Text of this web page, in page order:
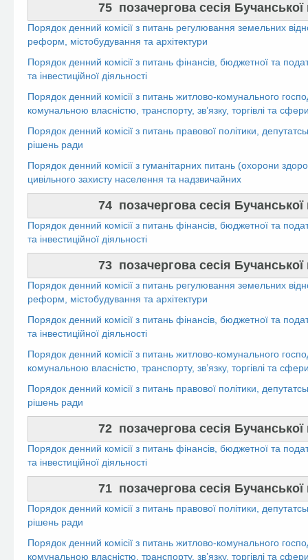
75 позачергова сесія Бучанської
Порядок денний комісії з питань регулювання земельних
реформ, містобудування та архітектури
Порядок денний комісії з питань фінансів, бюджетної та
та інвестиційної діяльності
Порядок денний комісії з питань житлово-комунального
комунальною власністю, транспорту, зв’язку, торгівлі та
Порядок денний комісії з питань правової політики,
рішень ради
Порядок денний комісії з гуманітарних питань (охорони
цивільного захисту населення та надзвичайних
74 позачергова сесія Бучанської
Порядок денний комісії з питань фінансів, бюджетної та
та інвестиційної діяльності
73 позачергова сесія Бучанської
Порядок денний комісії з питань регулювання земельних
реформ, містобудування та архітектури
Порядок денний комісії з питань фінансів, бюджетної та
та інвестиційної діяльності
Порядок денний комісії з питань житлово-комунального
комунальною власністю, транспорту, зв’язку, торгівлі та
Порядок денний комісії з питань правової політики,
рішень ради
72 позачергова сесія Бучанської
Порядок денний комісії з питань фінансів, бюджетної та
та інвестиційної діяльності
71 позачергова сесія Бучанської
Порядок денний комісії з питань правової політики,
рішень ради
Порядок денний комісії з питань житлово-комунального
комунальною власністю, транспорту, зв’язку, торгівлі та